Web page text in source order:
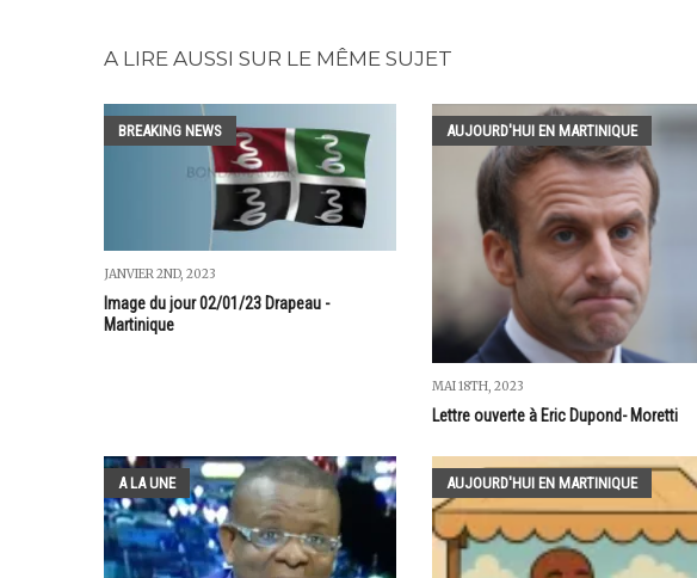
A LIRE AUSSI SUR LE MÊME SUJET
BREAKING NEWS
JANVIER 2ND, 2023
Image du jour 02/01/23 Drapeau -
Martinique
AUJOURD'HUI EN MARTINIQUE
MAI 18TH, 2023
Lettre ouverte à Eric Dupond- Moretti
A LA UNE AUJOURD'HUI EN MARTINIQUE